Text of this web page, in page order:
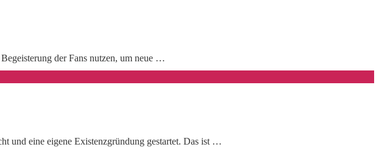
der Fans nutzen, um neue …
und eine eigene Existenzgründung gestartet. Das ist …